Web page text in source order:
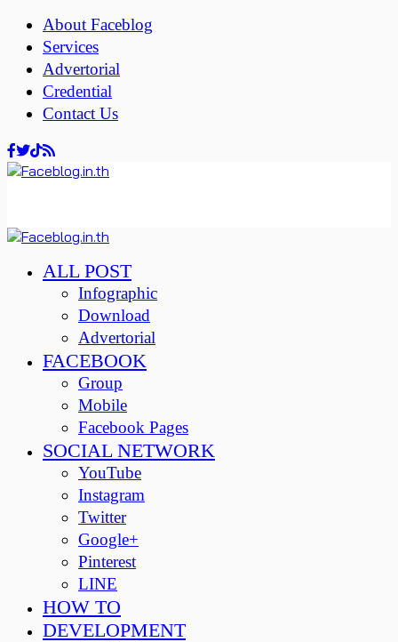
About Faceblog
Services
Advertorial
Credential
Contact Us
ALL POST
Infographic
Download
Advertorial
FACEBOOK
Group
Mobile
Facebook Pages
SOCIAL NETWORK
YouTube
Instagram
Twitter
Google+
Pinterest
LINE
HOW TO
DEVELOPMENT